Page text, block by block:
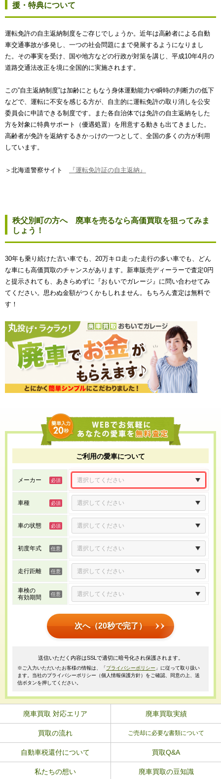
援・特典について
運転免許の自主返納制度をご存じでしょうか。近年は高齢者による自動
車交通事故が多発し、一つの社会問題にまで発展するようになりまし
た。その事実を受け、国や地方などの行政が対策を講じ、平成10年4月の
道路交通法改正を境に全国的に実施されます。
この”自主返納制度”は加齢にともなう身体運動能力や瞬時の判断力の低下
などで、運転に不安を感じる方が、自主的に運転免許の取り消しを公安
委員会に申請できる制度です。また各自治体では免許の自主返納をした
方を対象に特典サポート（優遇処置）を用意する動きも出てきました。
高齢者が免許を返納するきかっけの一つとして、全国の多くの方が利用
しています。
＞北海道警察サイト 『運転免許証の自主返納』
秩父別町の方へ 廃車を売るなら高価買取を狙ってみま
しょう！
30年も乗り続けた古い車でも、20万キロ走った走行の多い車でも、どん
な車にも高価買取のチャンスがあります。新車販売ディーラーで査定0円
と提示されても、あきらめずに『おもいでガレージ』に問い合わせてみ
てください。思わぬ金額がつくかもしれません。もちろん査定は無料で
す！
ご利用の愛車について
メーカー
車種
車の状態
初度年式
走行距離
車検の
有効期間
次へ（20秒で完了）
送信いただく内容はSSLで適切に暗号化され保護されます。
※ご入力いただいたお客様の情報は、「プライバシーポリシー 」に従って取り扱い
ます。当社のプライバシーポリシー（個人情報保護方針）をご確認、同意の上、送
信ボタンを押してください。
廃車買取 対応エリア 廃車買取実績
買取の流れ ご売却に必要な書類について
自動車税還付について 買取Q&A
私たちの想い 廃車買取の豆知識